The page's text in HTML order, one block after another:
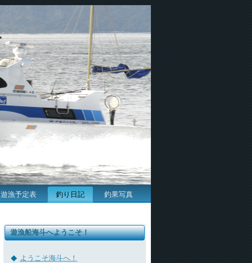
遊漁予定表 釣り日記 釣果写真
遊漁船海斗へようこそ！
ようこそ海斗へ！